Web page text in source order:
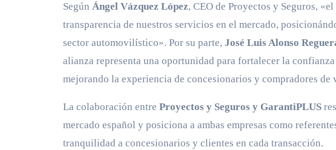
Según Ángel Vázquez López, CEO de Proyectos y Seguros,
transparencia de nuestros servicios en el mercado,
sector automovilístico». Por su parte, José Luis Alonso
alianza representa una oportunidad para fortalecer la
mejorando la experiencia de concesionarios y compradores de
La colaboración entre Proyectos y Seguros y GarantiPLUS
mercado español y posiciona a ambas empresas como
tranquilidad a concesionarios y clientes en cada transacción.